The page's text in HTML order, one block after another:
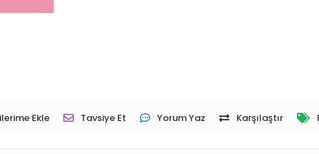
Ekle Tavsiye Et Yorum Yaz Karşılaştır